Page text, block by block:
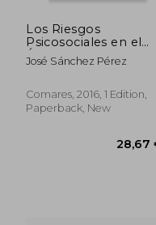
Los Riesgos
Psicosociales en el
Ámbito Laboral: Una
Visión Global y
José Sánchez Pérez
Comares, 2016, 1 Edition,
Paperback, New